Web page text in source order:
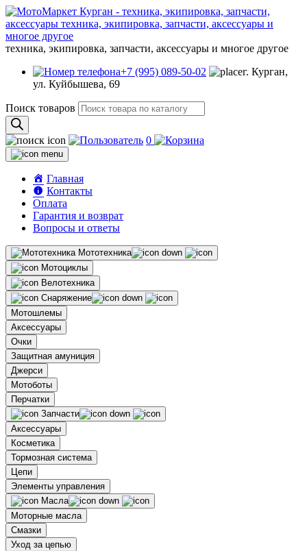
техника, экипировка, запчасти, аксессуары и многое другое
+7 (995) 089-50-02
г. Курган,
ул. Куйбышева, 69
Поиск товаров
0
Главная
Контакты
Оплата
Гарантия и возврат
Вопросы и ответы
Мототехника
Мотоциклы
Велотехника
Снаряжение
Мотошлемы
Аксессуары
Очки
Защитная амуниция
Джерси
Мотоботы
Перчатки
Запчасти
Аксессуары
Косметика
Тормозная система
Цепи
Элементы управления
Масла
Моторные масла
Смазки
Уход за цепью